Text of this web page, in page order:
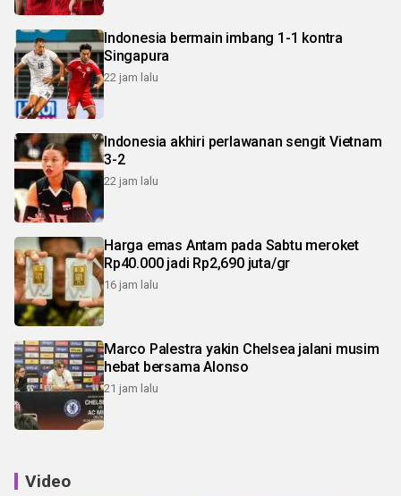
Indonesia bermain imbang 1-1 kontra
Singapura
22 jam lalu
Indonesia akhiri perlawanan sengit Vietnam
3-2
22 jam lalu
Harga emas Antam pada Sabtu meroket
Rp40.000 jadi Rp2,690 juta/gr
16 jam lalu
Marco Palestra yakin Chelsea jalani musim
hebat bersama Alonso
21 jam lalu
Video